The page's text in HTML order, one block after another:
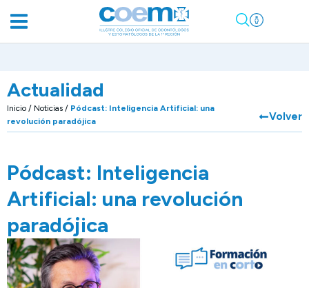
Actualidad
Inicio / Noticias / Pódcast: Inteligencia Artificial: una
revolución paradójica
Volver
Pódcast: Inteligencia
Artificial: una revolución
paradójica